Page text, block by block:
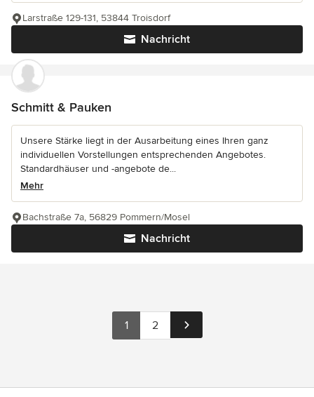
Nachricht
Larstraße 129-131, 53844 Troisdorf
Schmitt & Pauken
Unsere Stärke liegt in der Ausarbeitung eines Ihren ganz
individuellen Vorstellungen entsprechenden Angebotes.
Standardhäuser und -angebote de...
Mehr
Nachricht
Bachstraße 7a, 56829 Pommern/Mosel
1 2